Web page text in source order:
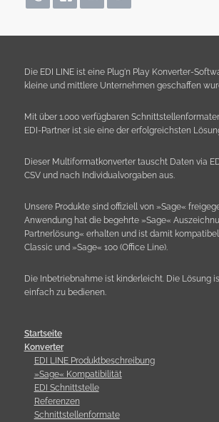
Die EDI LINE ist eine Plug'n Play Konverter-
kleine und mittlere Unternehmen geschaffen
Mit über 1.000 verfügbaren
EDI-Partner ist sie eine der erfolgreichsten
Dieser Multiformatkonverter tauscht Daten via
CSV und nach Individualvorgaben aus.
Unsere Produkte sind offiziell von »Sage«
Anwendung hat die begehrte »Sage«
Partnerlösung« erhalten und ist damit
Classic und »Sage« 100 (Office Line).
Die Inbetriebnahme ist kinderleicht. Die Lösung
einfach zu bedienen.
Startseite
Konverter
EDI LINE Produktbeschreibung
»Sage« Kompatibilität
EDI Schnittstelle
Referenzen
Schnittstellenformate